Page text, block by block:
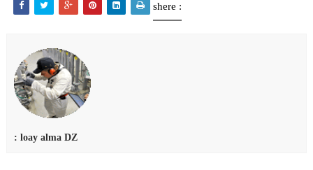
shere :
: loay alma DZ